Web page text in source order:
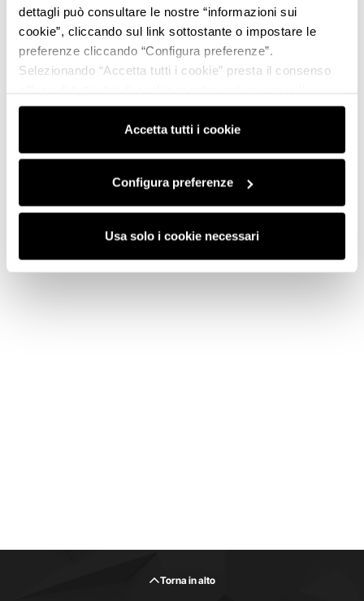
dettagli può consultare le nostre “informazioni sui
cookie”, cliccando sul link sottostante o impostare le
preferenze cliccando “Configura preferenze”.
Selezionando “Accetta tutti i cookie” presta il consenso
consenso cliccando su “Usa solo i cookie necessari” e
saranno attivati i soli cookie tecnici necessari al corretto
funzionamento del sito.
Accetta tutti i cookie
Configura preferenze
Usa solo i cookie necessari
Torna in alto